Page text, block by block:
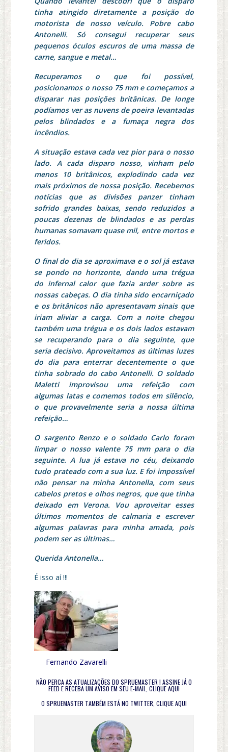
tinha atingido diretamente a posição do
motorista de nosso veículo. Pobre cabo
Antonelli. Só consegui recuperar seus
pequenos óculos escuros de uma massa de
carne, sangue e metal…
Recuperamos o que foi possível,
posicionamos o nosso 75 mm e começamos a
disparar nas posições britânicas. De longe
podíamos ver as nuvens de poeira levantadas
pelos blindados e a fumaça negra dos
incêndios.
A situação estava cada vez pior para o nosso
lado. A cada disparo nosso, vinham pelo
menos 10 britânicos, explodindo cada vez
mais próximos de nossa posição. Recebemos
notícias que as divisões panzer tinham
sofrido grandes baixas, sendo reduzidos a
poucas dezenas de blindados e as perdas
humanas somavam quase mil, entre mortos e
feridos.
O final do dia se aproximava e o sol já estava
se pondo no horizonte, dando uma trégua
do infernal calor que fazia arder sobre as
nossas cabeças. O dia tinha sido encarniçado
e os britânicos não apresentavam sinais que
iriam aliviar a carga. Com a noite chegou
também uma trégua e os dois lados estavam
se recuperando para o dia seguinte, que
seria decisivo. Aproveitamos as últimas luzes
do dia para enterrar decentemente o que
tinha sobrado do cabo Antonelli. O soldado
Maletti improvisou uma refeição com
algumas latas e comemos todos em silêncio,
o que provavelmente seria a nossa última
refeição…
O sargento Renzo e o soldado Carlo foram
limpar o nosso valente 75 mm para o dia
seguinte. A lua já estava no céu, deixando
tudo prateado com a sua luz. E foi impossível
não pensar na minha Antonella, com seus
cabelos pretos e olhos negros, que que tinha
deixado em Verona. Vou aproveitar esses
últimos momentos de calmaria e escrever
algumas palavras para minha amada, pois
podem ser as últimas…
Querida Antonella…
É isso aí !!!
Fernando Zavarelli
NÃO PERCA AS ATUALIZAÇÕES DO SPRUEMASTER ! ASSINE JÁ O
FEED E RECEBA UM AVISO EM SEU E-MAIL, CLIQUEAQUI
O SPRUEMASTER TAMBÉM ESTÁ NO TWITTER, CLIQUEAQUI